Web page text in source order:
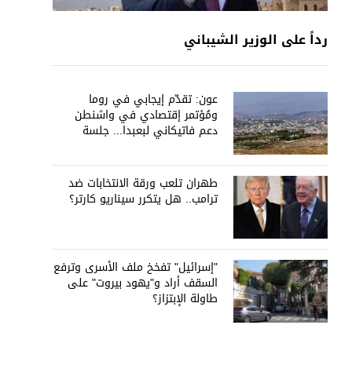
رداً على الوزير الشيباني
عون: تقدّم إيجابي في روما
ومُؤتمر إقتصادي في واشنطن
دعم فاتيكاني لبعبدا... جلسة
على الطاولة
طهران تلعب ورقة الانتخابات ضد
ترامب.. هل يتكرر سيناريو كارتر؟
"إسرائيل" تفخخ ملف الأسرى وترفع
السقف أراد و"يهود بيروت" على
طاولة الإبتزاز؟